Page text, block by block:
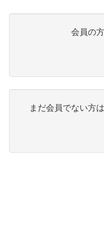
会員の
まだ会員でない方は